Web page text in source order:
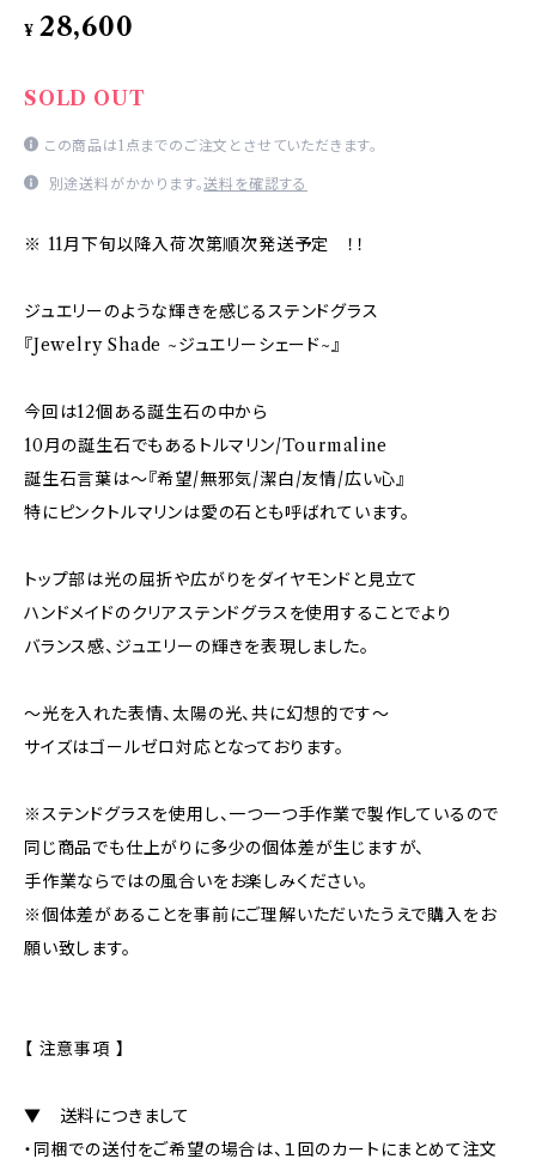
¥ 28,600
SOLD OUT
この商品は1点までのご注文とさせていただきます。
別途送料がかかります。送料を確認する
※ 11月下旬以降入荷次第順次発送予定 ！！
ジュエリーのような輝きを感じるステンドグラス
『Jewelry Shade ~ジュエリーシェード~』
今回は12個ある誕生石の中から
10月の誕生石でもあるトルマリン/Tourmaline
誕生石言葉は〜『希望/無邪気/潔白/友情/広い心』
特にピンクトルマリンは愛の石とも呼ばれています。
トップ部は光の屈折や広がりをダイヤモンドと見立て
ハンドメイドのクリアステンドグラスを使用することでより
バランス感、ジュエリーの輝きを表現しました。
〜光を入れた表情、太陽の光、共に幻想的です〜
サイズはゴールゼロ対応となっております。
※ステンドグラスを使用し、一つ一つ手作業で製作しているので
同じ商品でも仕上がりに多少の個体差が生じますが、
手作業ならではの風合いをお楽しみください。
※個体差があることを事前にご理解いただいたうえで購入をお
願い致します。
【 注意事項 】
▼ 送料につきまして
・同梱での送付をご希望の場合は、１回のカートにまとめて注文